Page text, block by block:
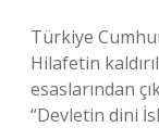
Türkiye
Hilafetin
esaslarından
“Devletin dini